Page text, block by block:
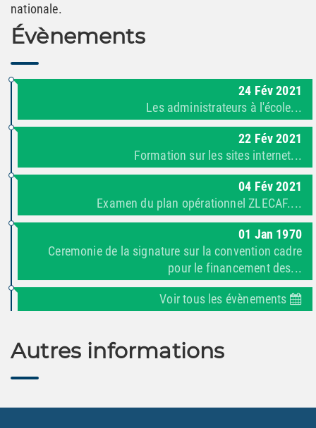
nationale.
Évènements
24 Fév 2021
Les administrateurs à l'école...
22 Fév 2021
Formation sur les sites internet...
04 Fév 2021
Examen du plan opérationnel ZLECAF....
01 Jan 1970
Ceremonie de la signature sur la convention cadre
pour le financement des...
Voir tous les évènements
Autres informations